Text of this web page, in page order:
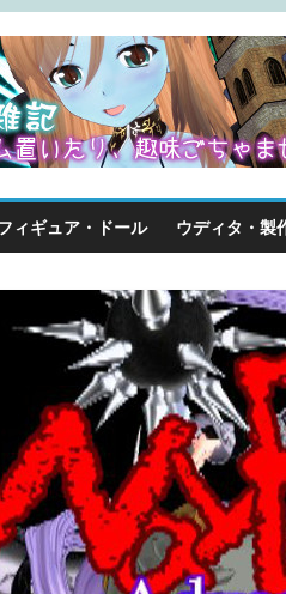
ィギュア・ドール ウディタ・製